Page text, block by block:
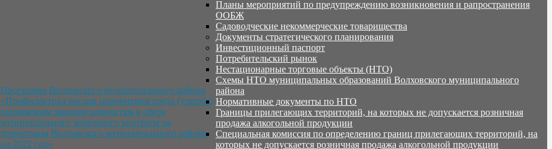
Программа Волховского муниципального района
«Профилактика рисков причинения вреда (ущерба)
охраняемым законом ценностям в сфере
муниципального земельного контроля на
территории Волховского муниципального района
на 2022 год»
Планы мероприятий по предупреждению возникновения и рапространения
ООБЖ
Садоводческие некоммерческие товарищества
Документы стратегического планирования
Инвестиционный паспорт
Потребительский рынок
Нестационарные торговые объекты (НТО)
Схемы НТО муниципальных образований Волховского муниципального
района
Нормативные документы по НТО
Границы прилегающих территорий, на которых не допускается розничная
продажа алкогольной продукции
Специальная комиссия по определению границ прилегающих территорий, на
которых не допускается розничная продажа алкогольной продукции